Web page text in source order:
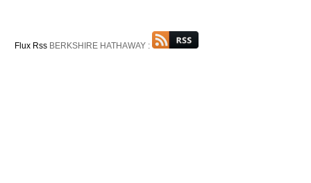
Flux Rss BERKSHIRE HATHAWAY :